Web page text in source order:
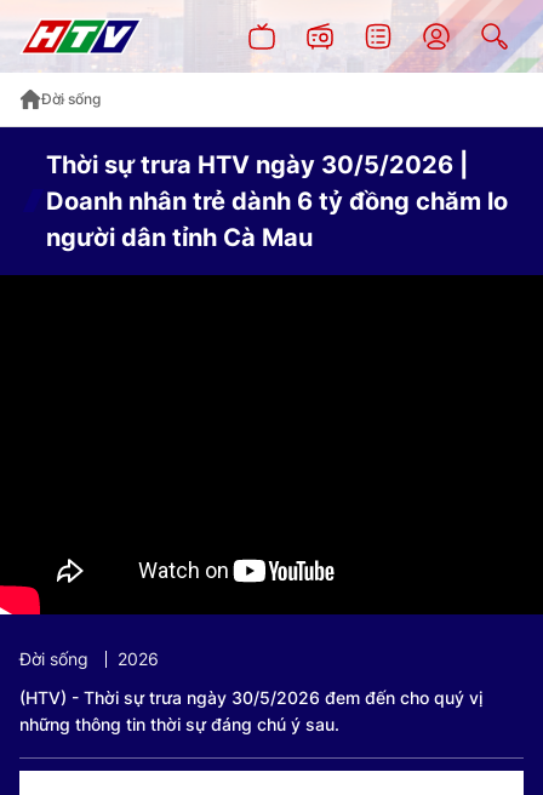
Đời sống
Thời sự trưa HTV ngày 30/5/2026 |
Doanh nhân trẻ dành 6 tỷ đồng chăm lo
người dân tỉnh Cà Mau
Đời sống
2026
(HTV) - Thời sự trưa ngày 30/5/2026 đem đến cho quý vị
những thông tin thời sự đáng chú ý sau.